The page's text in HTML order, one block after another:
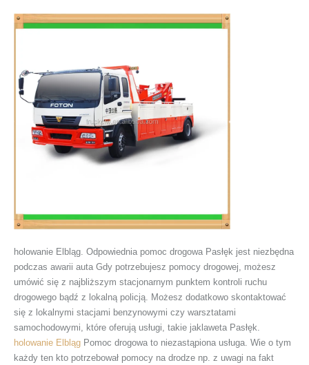
holowanie Elbląg. Odpowiednia pomoc drogowa Pasłęk jest niezbędna
podczas awarii auta Gdy potrzebujesz pomocy drogowej, możesz
umówić się z najbliższym stacjonarnym punktem kontroli ruchu
drogowego bądź z lokalną policją. Możesz dodatkowo skontaktować
się z lokalnymi stacjami benzynowymi czy warsztatami
samochodowymi, które oferują usługi, takie jaklaweta Pasłęk.
holowanie Elbląg Pomoc drogowa to niezastąpiona usługa. Wie o tym
każdy ten kto potrzebował pomocy na drodze np. z uwagi na fakt